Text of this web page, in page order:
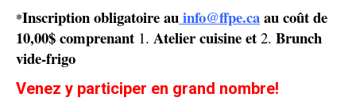
*Inscription obligatoire auinfo@ffpe.caau coût de
10,00$ comprenant 1. Atelier cuisine et 2. Brunch
vide-frigo
Venez y participer en grand nombre!